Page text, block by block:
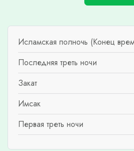
Исламская полночь (Конец
Последняя треть ночи
Закат
Имсак
Первая треть ночи